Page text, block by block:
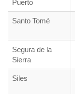
Puerto
Santo Tomé
Segura de la
Sierra
Siles